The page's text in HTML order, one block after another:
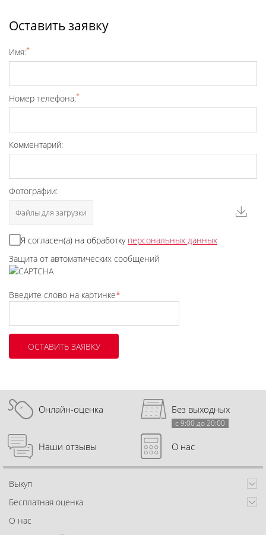
Оставить заявку
Имя:*
Номер телефона:*
Комментарий:
Фотографии:
Файлы для загрузки
Я согласен(а) на обработку персональных данных
Защита от автоматических сообщений
Введите слово на картинке*
Онлайн-оценка Без выходных
с 9:00 до 20:00
Наши отзывы О нас
Выкуп
Бесплатная оценка
О нас